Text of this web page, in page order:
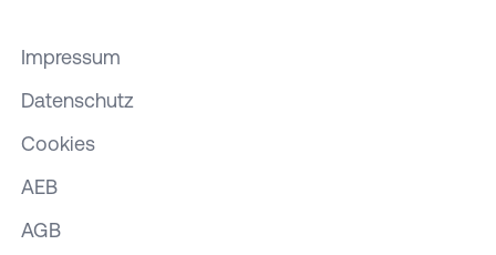
Impressum
Datenschutz
Cookies
AEB
AGB